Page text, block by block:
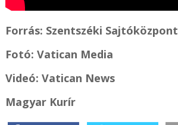
Forrás: Szentszéki Sajtóközpont
Fotó: Vatican Media
Videó: Vatican News
Magyar Kurír